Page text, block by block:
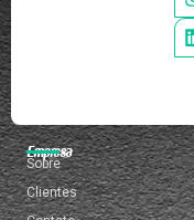
Empresa
Sobre
Clientes